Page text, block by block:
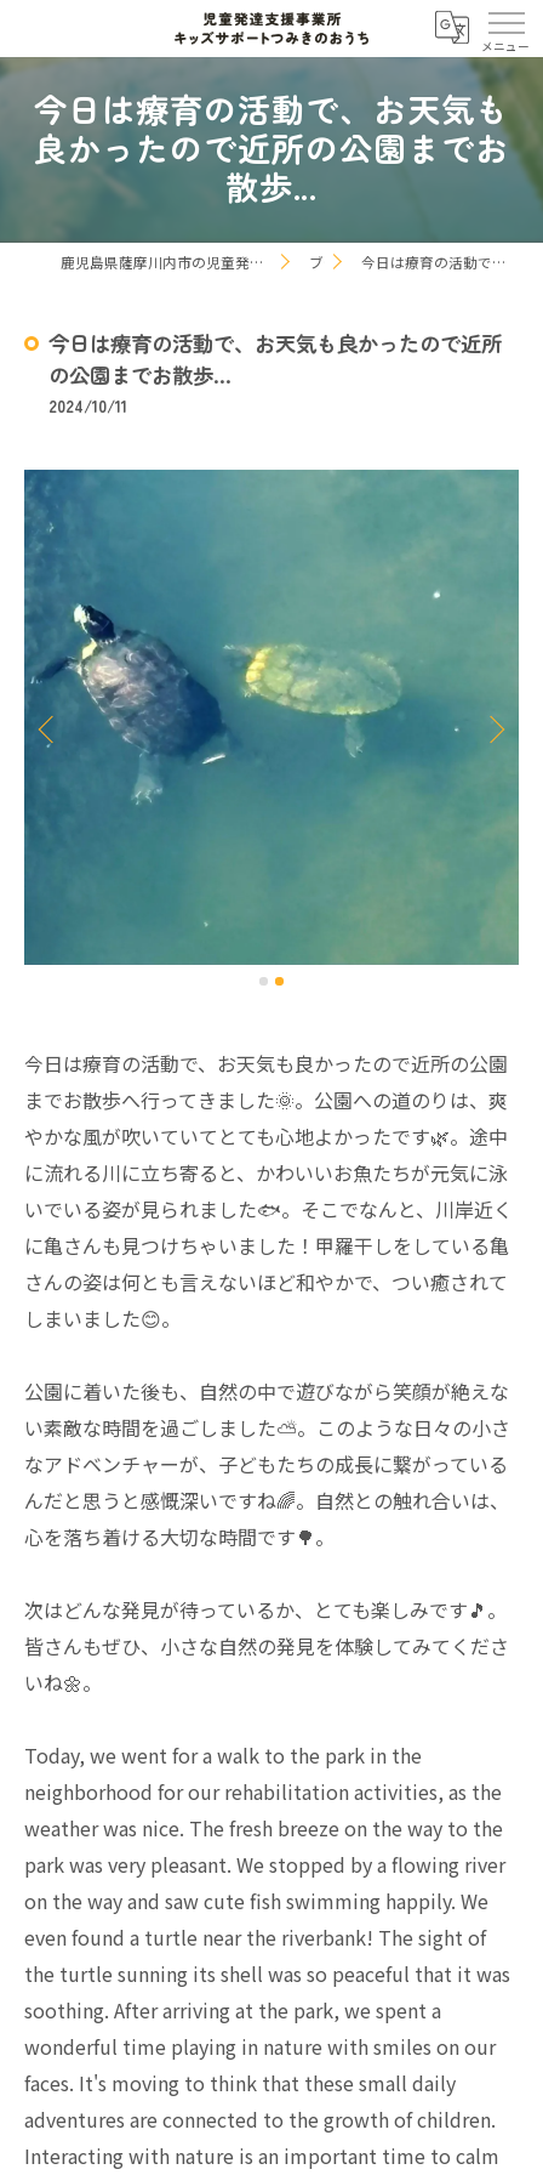
今日は療育の活動で、お天気も
良かったので近所の公園までお
散歩...
鹿児島県薩摩川内市の児童発達支援なら児童発達支援事業所 キッズサポートつみきのおうち ブログ 今日は療育の活動で、お天気も良かったので近所の公園までお散歩...
今日は療育の活動で、お天気も良かったので近所
の公園までお散歩...
2024/10/11
今日は療育の活動で、お天気も良かったので近所の公園
までお散歩へ行ってきました🌞。公園への道のりは、爽
やかな風が吹いていてとても心地よかったです🌿。途中
に流れる川に立ち寄ると、かわいいお魚たちが元気に泳
いでいる姿が見られました🐟。そこでなんと、川岸近く
に亀さんも見つけちゃいました！甲羅干しをしている亀
さんの姿は何とも言えないほど和やかで、つい癒されて
しまいました😊。
公園に着いた後も、自然の中で遊びながら笑顔が絶えな
い素敵な時間を過ごしました⛅。このような日々の小さ
なアドベンチャーが、子どもたちの成長に繋がっている
んだと思うと感慨深いですね🌈。自然との触れ合いは、
心を落ち着ける大切な時間です🌳。
次はどんな発見が待っているか、とても楽しみです🎵。
皆さんもぜひ、小さな自然の発見を体験してみてくださ
いね🌼。
Today, we went for a walk to the park in the
neighborhood for our rehabilitation activities, as the
weather was nice. The fresh breeze on the way to the
park was very pleasant. We stopped by a flowing river
on the way and saw cute fish swimming happily. We
even found a turtle near the riverbank! The sight of
the turtle sunning its shell was so peaceful that it was
soothing. After arriving at the park, we spent a
wonderful time playing in nature with smiles on our
faces. It's moving to think that these small daily
adventures are connected to the growth of children.
Interacting with nature is an important time to calm